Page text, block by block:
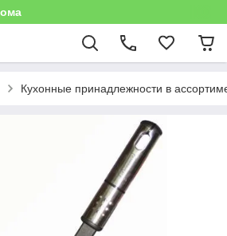
Кухонные принадлежности в